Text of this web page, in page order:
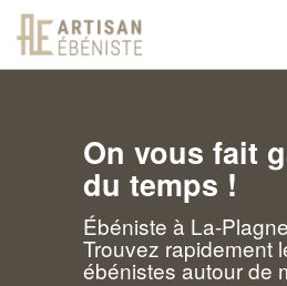
On vous fait
du temps !
Ébéniste à La-
Trouvez rapidement
ébénistes autour de